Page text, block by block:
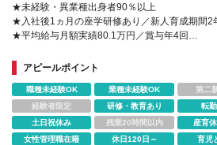
★未経験・異業種出身者90％以上
★入社後1ヵ月の座学研修あり／新人育成期間2
★平均給与月額実績80.1万円／賞与年4回
アピールポイント
職種未経験OK 業種未経験OK 第二
経験者限定
研修・教育あり 転
土日祝休み
残業20時間以内 産育
女性管理職在籍
休日120日～ 育児